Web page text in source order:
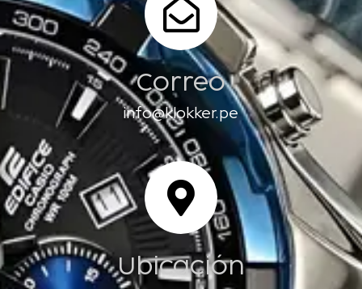
Correo
info@klokker.pe
Ubicación